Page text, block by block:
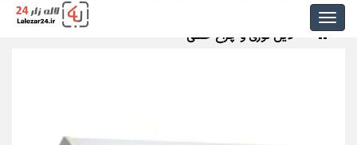
لاین نوری و چراغ خطی